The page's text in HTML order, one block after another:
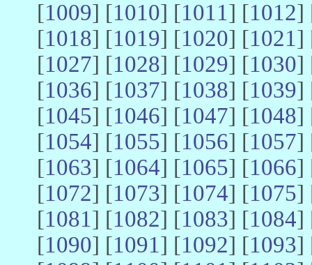
[1009] [1010] [1011] [1012]
[1018] [1019] [1020] [1021]
[1027] [1028] [1029] [1030]
[1036] [1037] [1038] [1039]
[1045] [1046] [1047] [1048]
[1054] [1055] [1056] [1057]
[1063] [1064] [1065] [1066]
[1072] [1073] [1074] [1075]
[1081] [1082] [1083] [1084]
[1090] [1091] [1092] [1093]